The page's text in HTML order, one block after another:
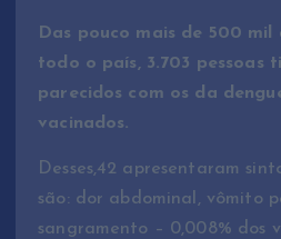
Das pouco mais de 500 mil
todo o país, 3.703 pessoas
parecidos com os da
vacinados.
Desses,42 apresentaram
são: dor abdominal, vômito
sangramento – 0,008% dos